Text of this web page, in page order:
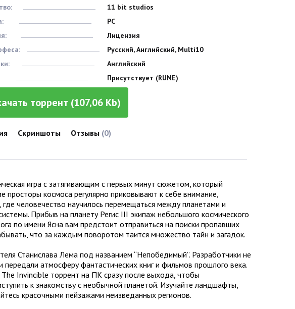
11 bit studios
PC
Лицензия
Русский, Английский, Multi10
Английский
Присутствует (RUNE)
торрент (107,06 Kb)
Скриншоты Отзывы (0)
игра с затягивающим с первых минут сюжетом, который
космоса регулярно приковывают к себе внимание,
человечество научилось перемещаться между планетами и
Прибыв на планету Регис III экипаж небольшого космического
по имени Ясна вам предстоит отправиться на поиски пропавших
что за каждым поворотом таится множество тайн и загадок.
Станислава Лема под названием “Непобедимый”. Разработчики не
атмосферу фантастических книг и фильмов прошлого века.
Invincible торрент на ПК сразу после выхода, чтобы
к знакомству с необычной планетой. Изучайте ландшафты,
красочными пейзажами неизведанных регионов.